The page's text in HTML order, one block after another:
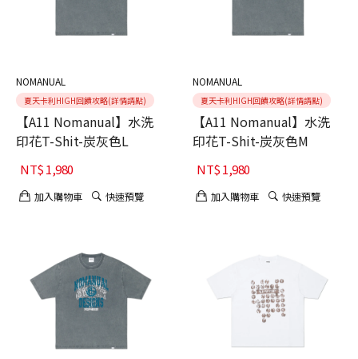
NOMANUAL
夏天卡利HIGH回饋攻略(詳情請點)
【A11 Nomanual】水洗
印花T-Shit-炭灰色L
NT$1,980
加入購物車 快速預覽
NOMANUAL
夏天卡利HIGH回饋攻略(詳情請點)
【A11 Nomanual】水洗
印花T-Shit-炭灰色M
NT$1,980
加入購物車 快速預覽